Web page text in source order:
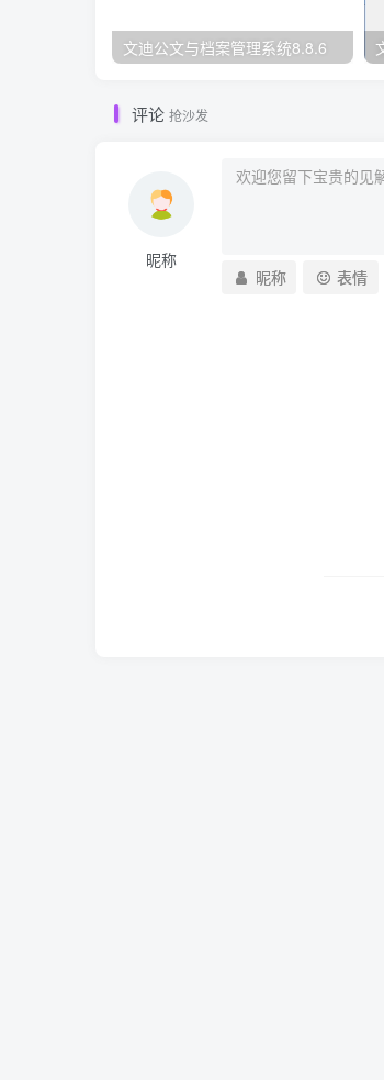
文迪公文与档案管理系统8.8.6
评论 抢沙发
昵称
昵称 表情